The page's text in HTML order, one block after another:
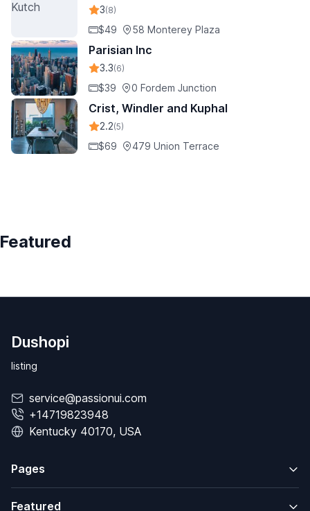
3(8)
$49 58 Monterey Plaza
Parisian Inc
3.3(6)
$39 0 Fordem Junction
Crist, Windler and Kuphal
2.2(5)
$69 479 Union Terrace
Featured
Dushopi
listing
service@passionui.com
+14719823948
Kentucky 40170, USA
Pages
Featured